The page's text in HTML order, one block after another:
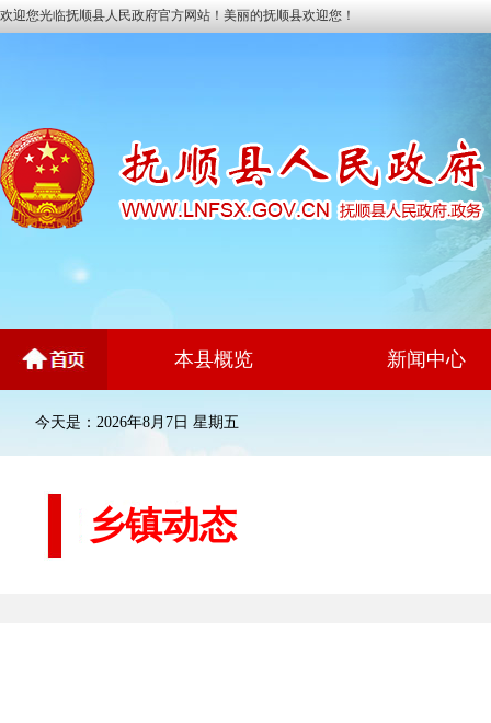
欢迎您光临抚顺县人民政府官方网站！美丽的抚顺县欢迎您！
本县概览 新闻中心
今天是：2026年8月7日 星期五
乡镇动态